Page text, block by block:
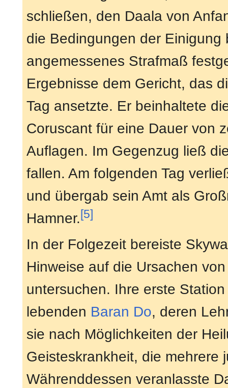
schließen, den Daala von
die Bedingungen der
angemessenes Strafmaß
Ergebnisse dem Gericht, das
Tag ansetzte. Er beinhaltete
Coruscant für eine Dauer von
Auflagen. Im Gegenzug ließ
fallen. Am folgenden Tag
und übergab sein Amt als
Hamner.[5]
In der Folgezeit bereiste
Hinweise auf die Ursachen
untersuchen. Ihre erste
lebenden Baran Do, deren
sie nach Möglichkeiten der
Geisteskrankheit, die mehrere
Währenddessen veranlasste